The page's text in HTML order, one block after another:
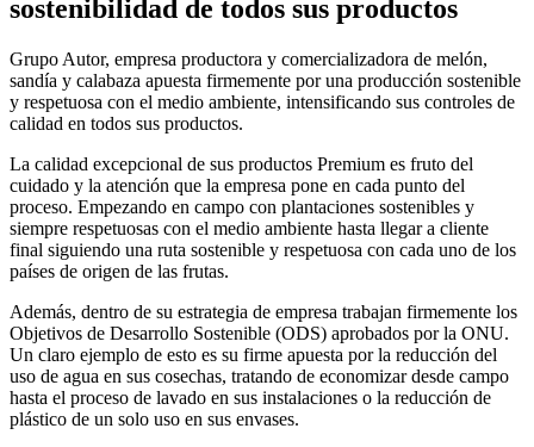
sostenibilidad de todos sus productos
Grupo Autor, empresa productora y comercializadora de melón,
sandía y calabaza apuesta firmemente por una producción sostenible
y respetuosa con el medio ambiente, intensificando sus controles de
calidad en todos sus productos.
La calidad excepcional de sus productos Premium es fruto del
cuidado y la atención que la empresa pone en cada punto del
proceso. Empezando en campo con plantaciones sostenibles y
siempre respetuosas con el medio ambiente hasta llegar a cliente
final siguiendo una ruta sostenible y respetuosa con cada uno de los
países de origen de las frutas.
Además, dentro de su estrategia de empresa trabajan firmemente los
Objetivos de Desarrollo Sostenible (ODS) aprobados por la ONU.
Un claro ejemplo de esto es su firme apuesta por la reducción del
uso de agua en sus cosechas, tratando de economizar desde campo
hasta el proceso de lavado en sus instalaciones o la reducción de
plástico de un solo uso en sus envases.